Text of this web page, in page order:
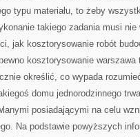
typu materiału, to żeby
takiego zadania musi nie
jak kosztorysowanie robót
kosztorysowanie
określić, co wypada
domu jednorodzinnego
posiadającymi na celu
Na podstawie powyższych